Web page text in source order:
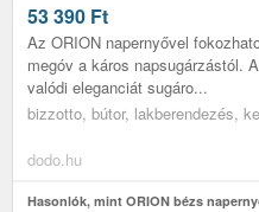
53 390 Ft
Az ORION napernyővel
megóv a káros napsugárzástól.
valódi eleganciát sugáro...
bizzotto, bútor, lakberendezés,
dodo.hu
Hasonlók, mint ORION bézs